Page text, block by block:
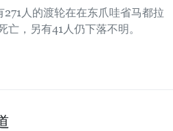
人的渡轮在在东爪哇省马都拉
，另有41人仍下落不明。